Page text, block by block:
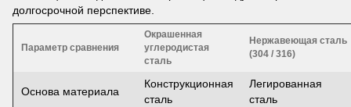
долгосрочной перспективе.
Параметр сравнения
Окрашенная
углеродистая
сталь
Нержавеющая сталь
(304 / 316)
Основа материала
Конструкционная
сталь
Легированная
сталь